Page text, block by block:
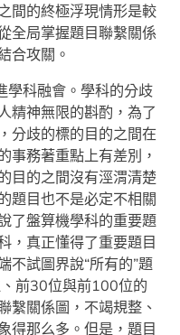
間的終極浮現情形是較
全局掌握題目聯繫關係
合攻關。
學科融會。學科的分歧
精神無限的斟酌，為了
分歧的標的目的之間在
事務著重點上有差別，
目的之間沒有涇渭清楚
題目也不是必定不相關
了盤算機學科的重要題
，真正懂得了重要題目
不試圖界說“所有的”題
前30位與前100位的
繫關係圖，不竭規整、
得那么多。但是，題目